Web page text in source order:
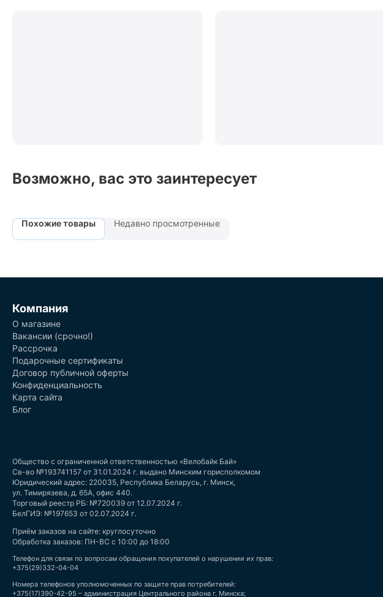
Возможно, вас это заинтересует
Похожие товары Недавно просмотренные
Компания
О магазине
Вакансии (срочно!)
Рассрочка
Подарочные сертификаты
Договор публичной оферты
Конфиденциальность
Карта сайта
Блог
Общество с ограниченной ответственностью «Велобайк Бай»
Св-во №193741157 от 31.01.2024 г. выдано Минским горисполкомом
Юридический адрес: 220035, Республика Беларусь, г. Минск,
ул. Тимирязева, д. 65А, офис 440.
Торговый реестр РБ: №720039 от 12.07.2024 г.
БелГИЭ: №197653 от 02.07.2024 г.
Приём заказов на сайте: круглосуточно
Обработка заказов: ПН-ВС с 10:00 до 18:00
Телефон для связи по вопросам обращения покупателей о нарушении их прав:
+375(29)332-04-04
Номера телефонов уполномоченных по защите прав потребителей:
+375(17)390-42-95 – администрация Центрального района г. Минска;